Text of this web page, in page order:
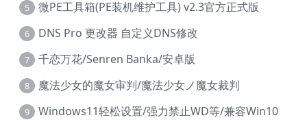
5 微PE工具箱(PE装机维护工具) v2.3官方正式版
6 DNS Pro 更改器 自定义DNS修改
7 千恋万花/Senren Banka/安卓版
8 魔法少女的魔女审判/魔法少女ノ魔女裁判
9 Windows11轻松设置/强力禁止WD等/兼容Win10